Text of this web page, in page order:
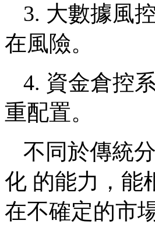
3. 大數據風
在風險。
4. 資金倉控
重配置。
不同於傳統
化 的能力，能
在不確定的市